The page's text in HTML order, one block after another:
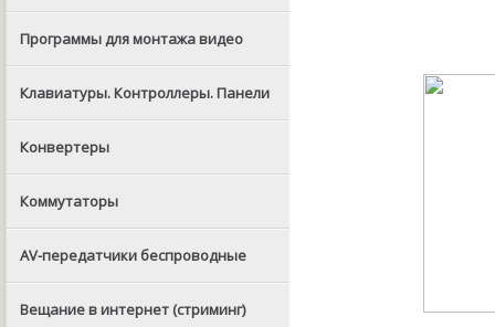
Программы для монтажа видео
Клавиатуры. Контроллеры. Панели
Конвертеры
Коммутаторы
AV-передатчики беспроводные
Вещание в интернет (стриминг)